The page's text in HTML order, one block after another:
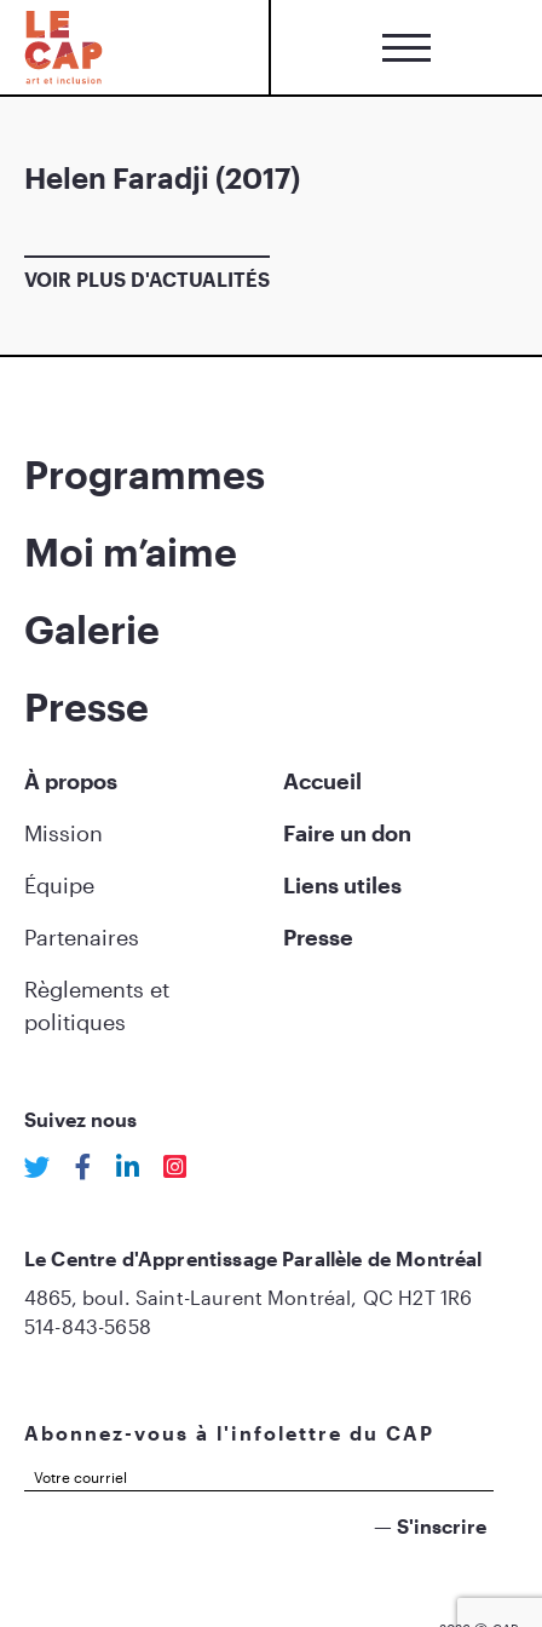
Helen Faradji (2017)
VOIR PLUS D'ACTUALITÉS
Programmes
Moi m’aime
Galerie
Presse
À propos
Mission
Équipe
Partenaires
Règlements et
politiques
Accueil
Faire un don
Liens utiles
Presse
Suivez nous
Abonnez-vous à l'infolettre du CAP
Le Centre d'Apprentissage Parallèle de Montréal
4865, boul. Saint-Laurent Montréal, QC H2T 1R6
514-843-5658